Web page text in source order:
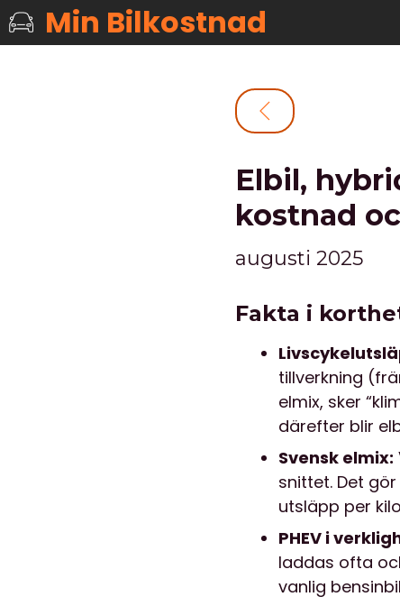
Min Bilkostnad
Elbil,
kostnad
augusti 2025
Fakta i
tillverkning
elmix, sker
därefter blir
Svensk elmix:
snittet. Det
utsläpp per
PHEV i
laddas ofta
vanlig